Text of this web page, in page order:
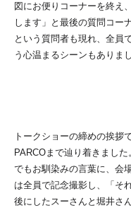
図にお便りコーナーを終え
します」と最後の質問コー
という質問者も現れ、全員
う心温まるシーンもありまし
トークショーの締めの挨拶
PARCOまで辿り着きまし
でもお馴染みの言葉に、会
は全員で記念撮影し、「そ
後にしたスーさんと堀井さ